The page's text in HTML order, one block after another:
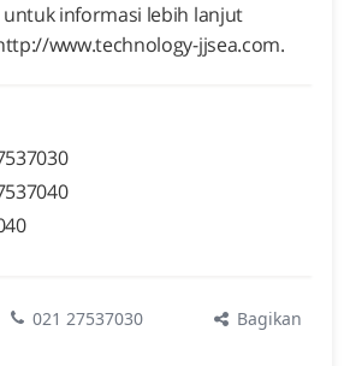
informasi lebih lanjut
www.technology-jjsea.com.
27537040
021 27537030 Bagikan